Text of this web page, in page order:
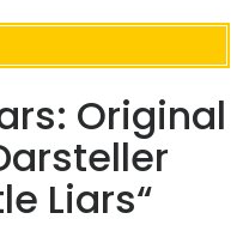
Original
Liars“